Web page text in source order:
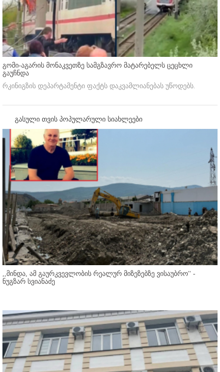
გომი-აგარის მონაკვეთზე სამგზავრო მატარებელს ცეცხლი
გაუჩნდა
რკინიგზის დეპარტამენტი ფაქტს დაკვამლიანებას უწოდებს.
გასული თვის პოპულარული სიახლეები
,,მინდა, ამ გაურკვევლობის რეალურ მიზეზებზე ვისაუბრო'' -
ნუგზარ სვიანაძე